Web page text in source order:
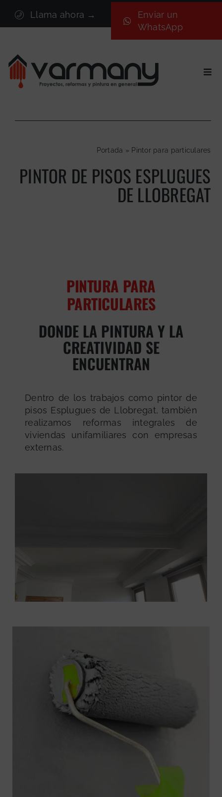
contenido
Llama ahora →
Enviar un
WhatsApp
Sectores
Nosotros
Portada » Pintor para particulares
PINTOR DE PISOS ESPLUGUES
DE LLOBREGAT
PINTURA PARA
PARTICULARES
DONDE LA PINTURA Y LA
CREATIVIDAD SE
ENCUENTRAN
Dentro de los trabajos como pintor de
pisos Esplugues de Llobregat, también
realizamos reformas integrales de
viviendas unifamiliares con empresas
externas.